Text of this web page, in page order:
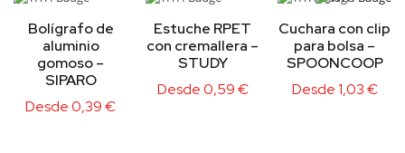
Bolígrafo de
aluminio
gomoso –
SIPARO
Desde0,39€
Estuche RPET
con cremallera –
STUDY
Desde0,59€
Cuchara con clip
para bolsa –
SPOONCOOP
Desde1,03€